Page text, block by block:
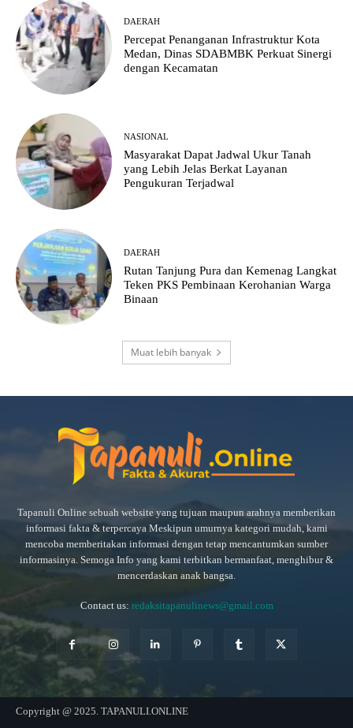
DAERAH
Percepat Penanganan Infrastruktur Kota
Medan, Dinas SDABMBK Perkuat Sinergi
dengan Kecamatan
NASIONAL
Masyarakat Dapat Jadwal Ukur Tanah
yang Lebih Jelas Berkat Layanan
Pengukuran Terjadwal
DAERAH
Rutan Tanjung Pura dan Kemenag Langkat
Teken PKS Pembinaan Kerohanian Warga
Binaan
Muat lebih banyak
Tapanuli Online sebuah website yang tujuan maupun arahnya memberikan
informasi fakta & terpercaya Meskipun umurnya kategori mudah, kami
mencoba memberitakan informasi dengan tetap mencantumkan sumber
informasinya. Semoga Info yang kami terbitkan bermanfaat, menghibur &
mencerdaskan anak bangsa.
Contact us: redaksitapanulinews@gmail.com
Copyright @ 2025. TAPANULI.ONLINE